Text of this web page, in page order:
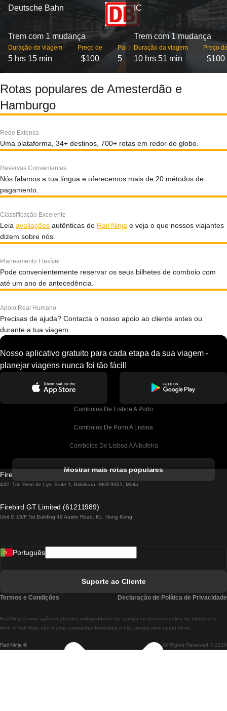
Deutsche Bahn
Trem com 1 mudança
Duração da viagem
5 hrs 15 min
Preço de
$100
Partidas
5
IC
Trem com 1 mudança
Duração da viagem
10 hrs 51 min
Preço
$100
Rotas populares de Amesterdão e
Hamburgo
Rede Extensa
Uma plataforma, 34+ destinos, 700+ rotas em redor do globo.
Reservas Convenientes
Nós falamos a tua língua e oferecemos mais de 20 métodos de
pagamento.
Classificação Excelente
Leia avaliações autênticas do Rail Ninja e veja o que nossos viajantes
dizem sobre nós.
Planeamento Flexível
Pode convenientemente reservar os seus bilhetes de comboio com
até um ano de antecedência.
Apoio Real Humano
Precisas de ajuda? Contacta o nosso apoio ao cliente antes ou
durante a tua viagem.
Nosso aplicativo gratuito para cada etapa da sua viagem -
planejar viagens nunca foi tão fácil!
Comboios De Lisboa A Porto
Comboios De Porto A Lisboa
Comboios De Lisboa A Albufeira
Comboios De Lisboa A Lagos
Comboios De Lisboa A Madrid
Comboios De Lisboa A Braga
Comboios De Braga A Lisboa
Mostrar mais rotas populares
Firebird GT Limited (OC 1451)
432, Triq Fleur de Lys, Suite 1, Birkirkara, BKR 9061, Malta
Firebird GT Limited (61211989)
Unit G 15/F Tal Building 49 Austin Road, KL, Hong Kong
Rail Ninja ® All Rights Reserved © 2026
Rail.Ninja é uma agência global e independente de serviço de reservas online de bilhetes de
trem. A Rail Ninja não é uma companhia ferroviária e não possui nem opera trens.
Português
Suporte ao Cliente
Termos e Condições Declaração de Política de Privacidade